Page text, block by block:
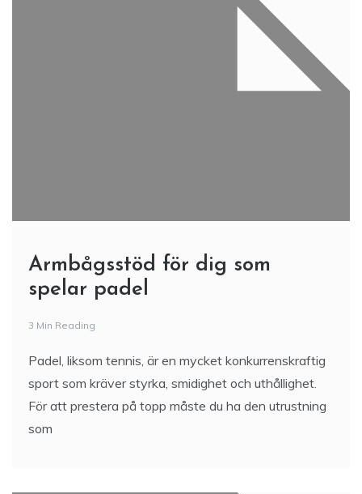
Armbågsstöd för dig som
spelar padel
3 Min Reading
Padel, liksom tennis, är en mycket konkurrenskraftig
sport som kräver styrka, smidighet och uthållighet.
För att prestera på topp måste du ha den utrustning
som